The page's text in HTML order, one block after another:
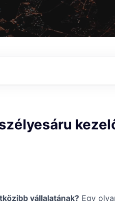
vállalatának? Egy